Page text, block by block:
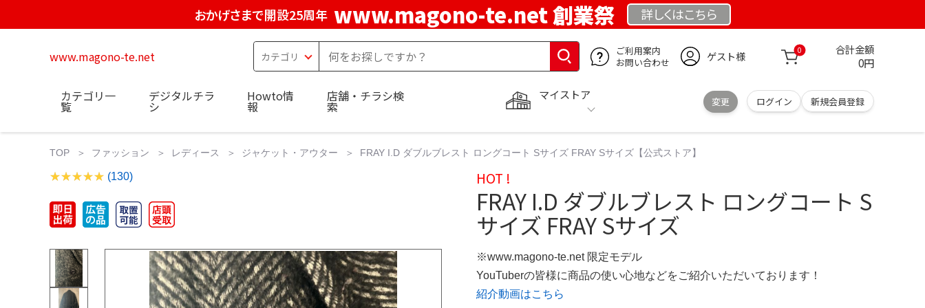
おかげさまで開設25周年 www.magono-te.net 創業祭 詳しくはこちら
www.magono-te.net
ご利用案内
お問い合わせ
ゲスト様 0 合計金額
0円
マイストア
変更 ログイン 新規会員登録
カテゴリ一
覧
デジタルチラ
シ
Howto情
報
店舗・チラシ検
索
TOP ファッション レディース ジャケット・アウター FRAY I.D ダブルブレスト ロングコート Sサイズ FRAY Sサイズ【公式ストア】
(130) HOT !
FRAY I.D ダブルブレスト ロングコート S
サイズ FRAY Sサイズ
※www.magono-te.net 限定モデル
YouTuberの皆様に商品の使い心地などをご紹介いただいております！
紹介動画はこちら